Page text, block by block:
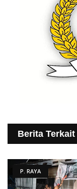
Berita Terkait
P. RAYA